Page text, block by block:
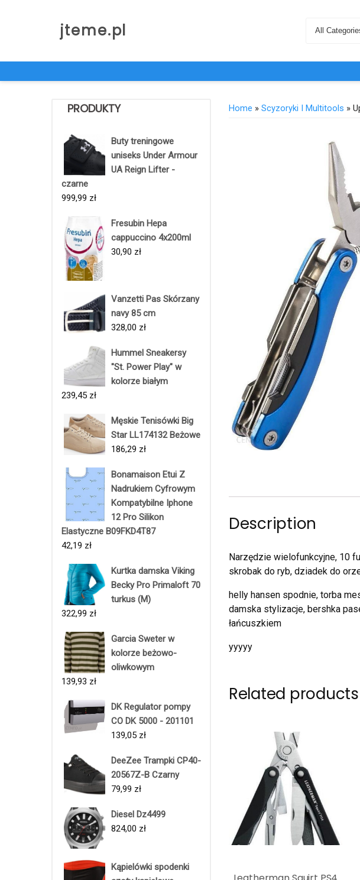
jteme.pl
Search
PRODUKTY
Buty treningowe
uniseks Under Armour
UA Reign Lifter -
czarne
999,99 zł
Fresubin Hepa
cappuccino 4x200ml
30,90 zł
Vanzetti Pas Skórzany
navy 85 cm
328,00 zł
Hummel Sneakersy
"St. Power Play" w
kolorze białym
239,45 zł
Męskie Tenisówki Big
Star LL174132 Beżowe
186,29 zł
Bonamaison Etui Z
Nadrukiem Cyfrowym
Kompatybilne Iphone
12 Pro Silikon
Elastyczne B09FKD4T87
42,19 zł
Kurtka damska Viking
Becky Pro Primaloft 70
turkus (M)
322,99 zł
Garcia Sweter w
kolorze beżowo-
oliwkowym
139,93 zł
DK Regulator pompy
CO DK 5000 - 201101
139,05 zł
DeeZee Trampki CP40-
20567Z-B Czarny
79,99 zł
Diesel Dz4499
824,00 zł
Kąpielówki spodenki
Home » Scyzoryki I Multitools »
Description
Narzędzie wielofunkcyjne, 10
skrobak do ryb, dziadek do
helly hansen spodnie, torba
damska stylizacje, bershka
łańcuszkiem
yyyyy
Related products